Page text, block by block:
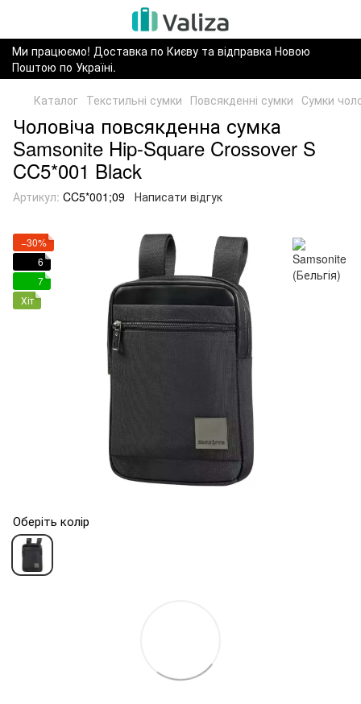
Ми працюємо! Доставка по Києву та відправка Новою
Поштою по Україні.
Каталог Текстильні сумки Повсякденні сумки Сумки
Чоловіча повсякденна сумка
Samsonite Hip-Square Crossover S
CC5*001 Black
Артикул: CC5*001;09 Написати відгук
−30%
6
7
Хіт
Оберіть колір